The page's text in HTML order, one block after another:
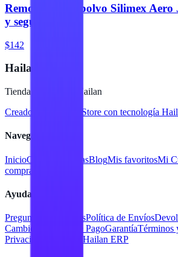
Removedor de polvo Silimex Aero
y seguro
$142
Hailan Store
Tienda en línea de Hailan
Creado para
Hailan Store con tecnología
Navegación
InicioCatálogo MarcasBlogMis favoritosMi
compra
Ayuda
Preguntas FrecuentesPolítica de Envíos
Cambios
Métodos de PagoGarantíaTérminos
Privacidad
Servicios Hailan ERP